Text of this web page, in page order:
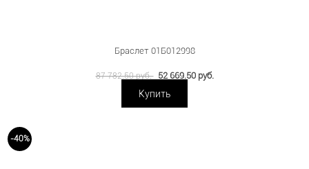
Браслет 01Б012998
87 782.50 руб. 52 669.50 руб.
Купить
-40%